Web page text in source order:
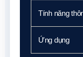
Tính năng
Ứng dụng